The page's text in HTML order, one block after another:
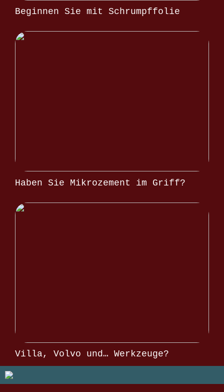
Beginnen Sie mit Schrumpffolie
Haben Sie Mikrozement im Griff?
Villa, Volvo und… Werkzeuge?